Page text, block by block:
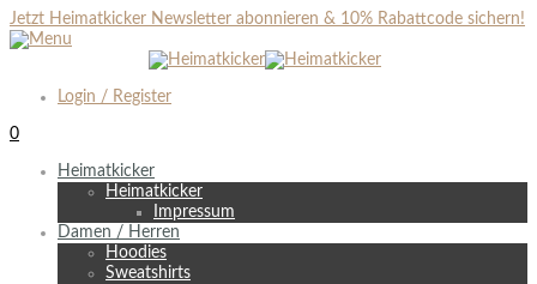
Jetzt Heimatkicker Newsletter abonnieren & 10% Rabattcode sichern!
Login / Register
0
Heimatkicker
Heimatkicker
Impressum
Damen / Herren
Hoodies
Sweatshirts